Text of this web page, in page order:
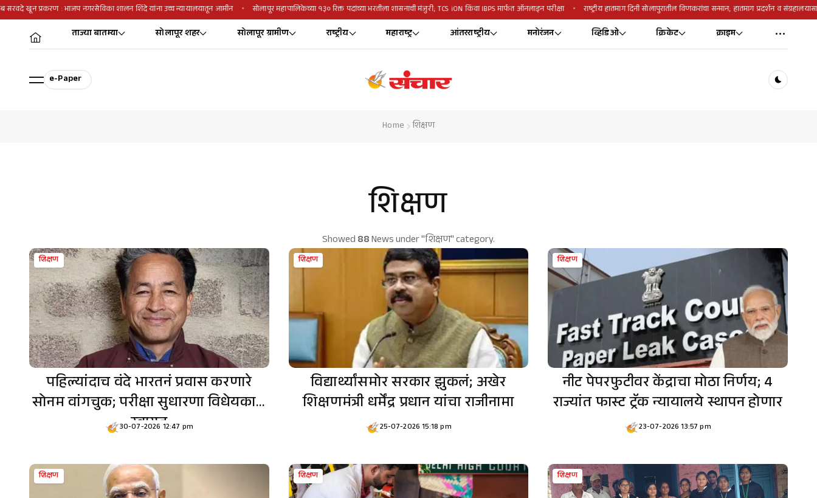
सरवदे खून प्रकरण : भाजप नगरसेविका शालन शिंदे यांना उच्च न्यायालयातून जामीन सोलापूर महापालिकेच्या १३० रिक्त पदांच्या भरतीला शासनाची मंजुरी; TCS iON किंवा IBPS मार्फत ऑनलाइन परीक्षा राष्ट्रीय हातमाग दिनी सोलापुरातील विणकरांचा सन्मान; हातमाग प्रदर्शन व
ताज्या बातम्या सोलापूर शहर सोलापूर ग्रामीण राष्ट्रीय महाराष्ट्र आंतरराष्ट्रीय मनोरंजन व्हिडिओ क्रिकेट क्राइम
e-Paper Dark
Home शिक्षण
शिक्षण
Showed88News under"शिक्षण" category.
शिक्षण
पहिल्यांदाच वंदे भारतनं प्रवास करणारे
सोनम वांगचुक; परीक्षा सुधारणा विधेयकाचे
स्वागत
30-07-2026 12:47 pm
शिक्षण
विद्यार्थ्यांसमोर सरकार झुकलं; अखेर
शिक्षणमंत्री धर्मेंद्र प्रधान यांचा राजीनामा
25-07-2026 15:18 pm
शिक्षण
नीट पेपरफुटीवर केंद्राचा मोठा निर्णय; 4
राज्यांत फास्ट ट्रॅक न्यायालये स्थापन होणार
23-07-2026 13:57 pm
शिक्षण शिक्षण शिक्षण